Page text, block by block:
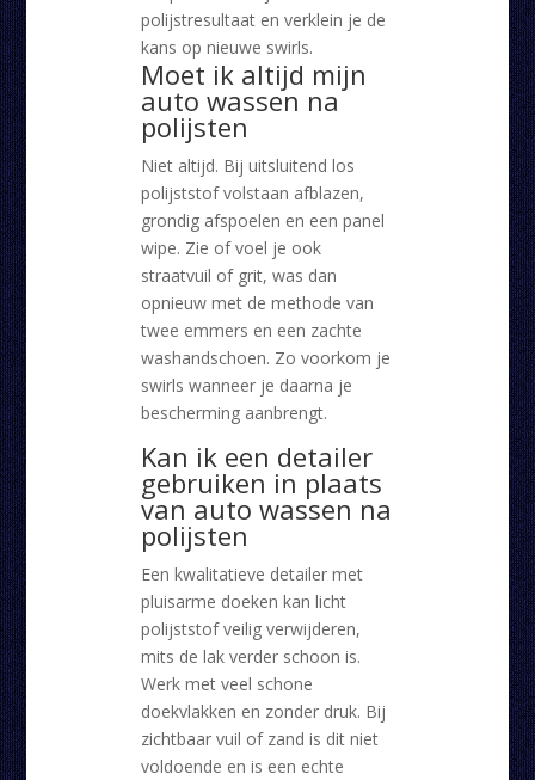
polijstresultaat en verklein je de
kans op nieuwe swirls.
Moet ik altijd mijn
auto wassen na
polijsten
Niet altijd. Bij uitsluitend los
polijststof volstaan afblazen,
grondig afspoelen en een panel
wipe. Zie of voel je ook
straatvuil of grit, was dan
opnieuw met de methode van
twee emmers en een zachte
washandschoen. Zo voorkom je
swirls wanneer je daarna je
bescherming aanbrengt.
Kan ik een detailer
gebruiken in plaats
van auto wassen na
polijsten
Een kwalitatieve detailer met
pluisarme doeken kan licht
polijststof veilig verwijderen,
mits de lak verder schoon is.
Werk met veel schone
doekvlakken en zonder druk. Bij
zichtbaar vuil of zand is dit niet
voldoende en is een echte